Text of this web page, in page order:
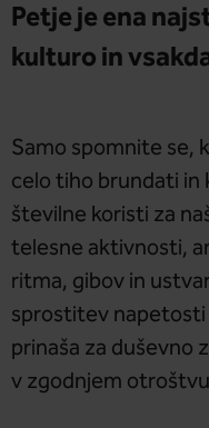
Petje je ena
kulturo in
Samo spomnite se,
celo tiho brundati in
številne koristi za
telesne aktivnosti,
ritma, gibov in
sprostitev napetosti
prinaša za duševno
v zgodnjem